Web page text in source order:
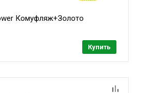
Комуфляж+Золото
Купить